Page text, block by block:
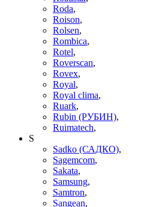
Roda,
Roison,
Rolsen,
Rombica,
Rotel,
Roverscan,
Rovex,
Royal,
Royal clima,
Ruark,
Rubin (РУБИН),
Ruimatech,
S
Sadko (САДКО),
Sagemcom,
Sakata,
Samsung,
Samtron,
Sangean,